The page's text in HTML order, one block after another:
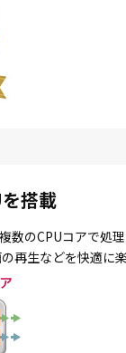
搭載
数のCPUコアで処
再生などを快適に楽